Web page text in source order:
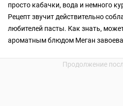
просто кабачки, вода и немного
Рецепт звучит действительно
любителей пасты. Как знать,
ароматным блюдом Меган